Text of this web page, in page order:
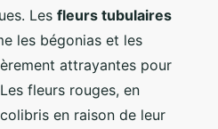
Les fleurs tubulaires
les bégonias et les
attrayantes pour
fleurs rouges, en
en raison de leur